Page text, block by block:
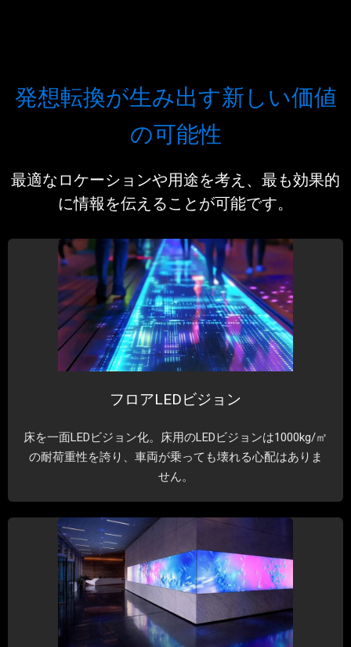
発想転換が生み出す新しい価値
の可能性
最適なロケーションや用途を考え、最も効果的
に情報を伝えることが可能です。
フロアLEDビジョン
床を一面LEDビジョン化。床用のLEDビジョンは1000kg/㎡
の耐荷重性を誇り、車両が乗っても壊れる心配はありま
せん。